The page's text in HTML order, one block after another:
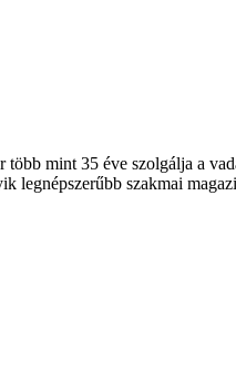
mint 35 éve szolgálja a
legnépszerűbb szakmai